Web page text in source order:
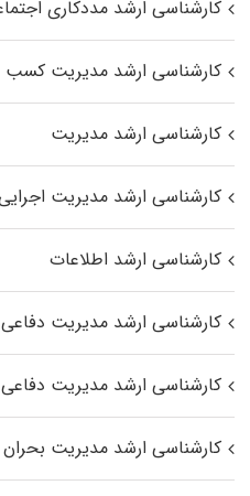
کارشناسی ارشد مددکاری
کارشناسی ارشد مدیریت کسب
کارشناسی ارشد مدیریت
کارشناسی ارشد مدیریت
کارشناسی ارشد اطلاعات
کارشناسی ارشد مدیریت دفاعی ۱
کارشناسی ارشد مدیریت دفاعی ۲
کارشناسی ارشد مدیریت بحران